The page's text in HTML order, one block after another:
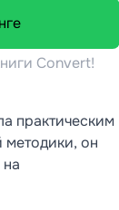
Convert!
практическим
методики, он